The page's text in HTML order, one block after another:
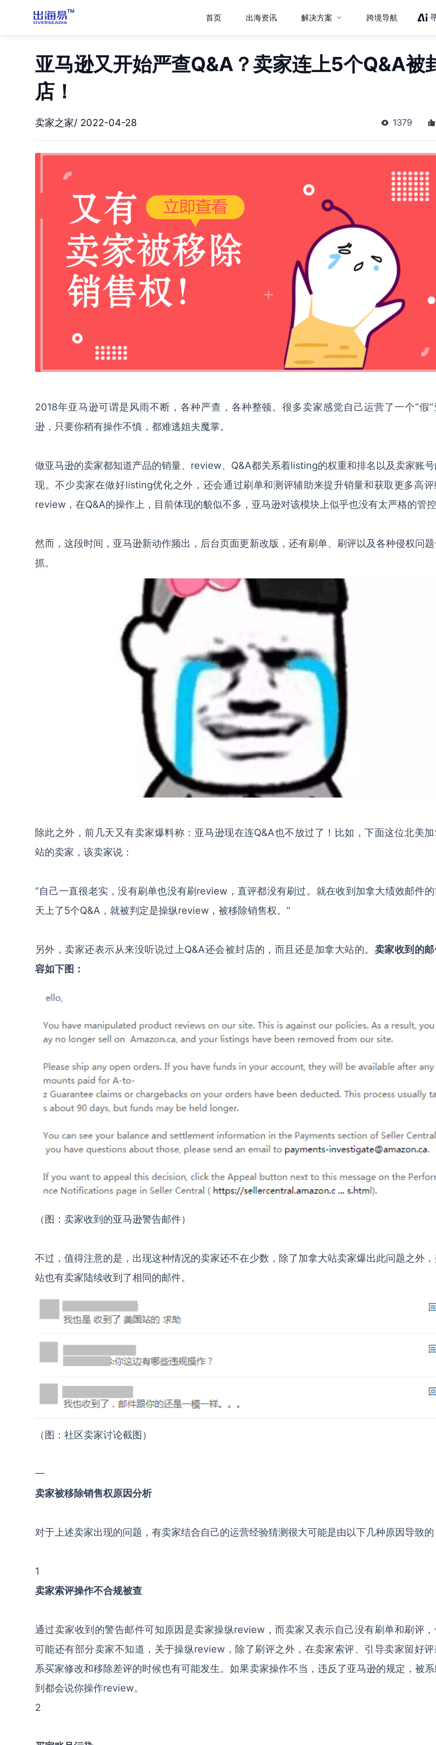
首页 出海资讯 解决方案 跨境导航
亚马逊又开始严查Q&A？卖家连上5个Q&A被
店！
卖家之家/ 2022-04-28 1379
2018年亚马逊可谓是风雨不断，各种严查，各种整顿。很多卖家感觉自己运营了一个“假
逊，只要你稍有操作不慎，都难逃姐夫魔掌。
做亚马逊的卖家都知道产品的销量、review、Q&A都关系着listing的权重和排名以及卖家账
现。不少卖家在做好listing优化之外，还会通过刷单和测评辅助来提升销量和获取更多高
review，在Q&A的操作上，目前体现的貌似不多，亚马逊对该模块上似乎也没有太严格的管
然而，这段时间，亚马逊新动作频出，后台页面更新改版，还有刷单、刷评以及各种侵权问
抓。
除此之外，前几天又有卖家爆料称：亚马逊现在连Q&A也不放过了！比如，下面这位北美
站的卖家，该卖家说：
“自己一直很老实，没有刷单也没有刷review，直评都没有刷过。就在收到加拿大绩效邮件
天上了5个Q&A，就被判定是操纵review，被移除销售权。”
另外，卖家还表示从来没听说过上Q&A还会被封店的，而且还是加拿大站的。 卖家收到的
容如下图：
（图：卖家收到的亚马逊警告邮件）
不过，值得注意的是，出现这种情况的卖家还不在少数，除了加拿大站卖家爆出此问题之外
站也有卖家陆续收到了相同的邮件。
（图：社区卖家讨论截图）
一
卖家被移除销售权原因分析
对于上述卖家出现的问题，有卖家结合自己的运营经验猜测很大可能是由以下几种原因导致
1
卖家索评操作不合规被查
通过卖家收到的警告邮件可知原因是卖家操纵review，而卖家又表示自己没有刷单和刷评
可能还有部分卖家不知道，关于操纵review，除了刷评之外，在卖家索评、引导卖家留好
系买家修改和移除差评的时候也有可能发生。如果卖家操作不当，违反了亚马逊的规定，被
到都会说你操作review。
2